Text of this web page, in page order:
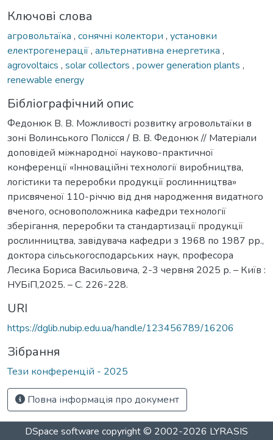
Ключові слова
агровольтаїка , сонячні колектори , установки
електрогенерації, альтернативна енергетика ,
agrovoltaics , solar collectors , power generation plants ,
renewable energy
Бібліографічний опис
Федонюк В. В. Можливості розвитку агровольтаїки в
зоні Волинського Полісся / В. В. Федонюк // Матеріали
доповідей міжнародної науково-практичної
конференції «Інноваційні технології виробництва,
логістики та переробки продукції рослинництва»
присвяченої 110-річчю від дня народження видатного
вченого, основоположника кафедри технології
зберігання, переробки та стандартизації продукції
рослинництва, завідувача кафедри з 1968 по 1987 рр.,
доктора сільськогосподарських наук, професора
Лесика Бориса Васильовича, 2-3 червня 2025 р. – Київ :
НУБіП,2025. – С. 226-228.
URI
https://dglib.nubip.edu.ua/handle/123456789/16206
Зібрання
Тези конференцій - 2025
Повна інформація про документ
DSpace software copyright © 2002-2026 LYRASIS